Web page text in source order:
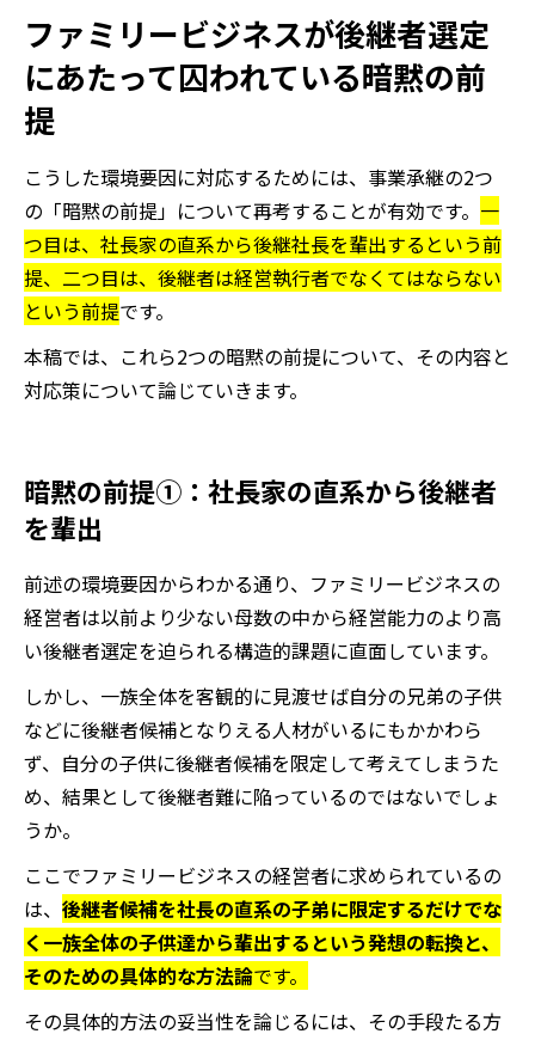
ファミリービジネスが後継者選定
にあたって囚われている暗黙の前
提
こうした環境要因に対応するためには、事業承継の2つ
の「暗黙の前提」について再考することが有効です。 一
つ目は、社長家の直系から後継社長を輩出するという前
提、二つ目は、後継者は経営執行者でなくてはならない
という前提です。
本稿では、これら2つの暗黙の前提について、その内容と
対応策について論じていきます。
暗黙の前提①：社長家の直系から後継者
を輩出
前述の環境要因からわかる通り、ファミリービジネスの
経営者は以前より少ない母数の中から経営能力のより高
い後継者選定を迫られる構造的課題に直面しています。
しかし、一族全体を客観的に見渡せば自分の兄弟の子供
などに後継者候補となりえる人材がいるにもかかわら
ず、自分の子供に後継者候補を限定して考えてしまうた
め、結果として後継者難に陥っているのではないでしょ
うか。
ここでファミリービジネスの経営者に求められているの
は、 後継者候補を社長の直系の子弟に限定するだけでな
く一族全体の子供達から輩出するという発想の転換と、
そのための具体的な方法論です。
その具体的方法の妥当性を論じるには、その手段たる方